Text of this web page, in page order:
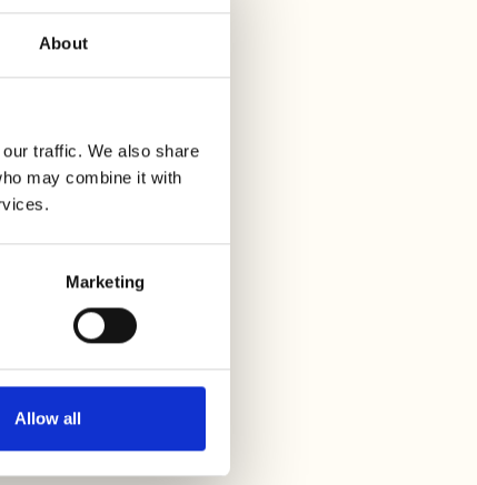
About
traffic. We also share
may combine it with
Marketing
Allow all